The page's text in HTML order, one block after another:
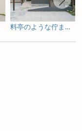
料亭のような佇まいを照明で包み込む新築外構